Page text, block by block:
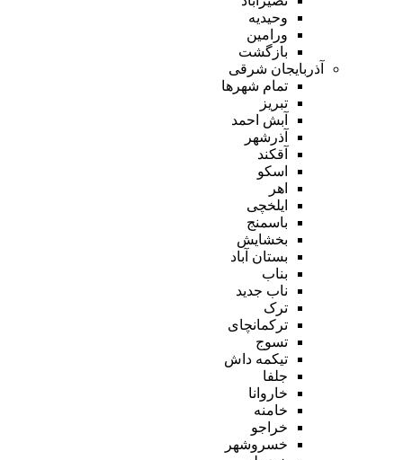
وحیدیه
ورامین
بازگشت
آذربایجان شرقی
تمام شهر‌ها
تبریز
آبش احمد
آذرشهر
آقکند
اسکو
اهر
ایلخچی
باسمنج
بخشایش
بستان آباد
بناب
ناب جدید
ترک
ترکمانچای
تسوج
تیکمه داش
جلفا
خاروانا
خامنه
خراجو
خسروشهر